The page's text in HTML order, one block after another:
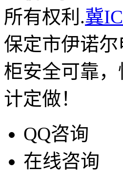
所有权利.冀
保定市伊诺
柜安全可靠
计定做！
QQ咨询
在线咨询